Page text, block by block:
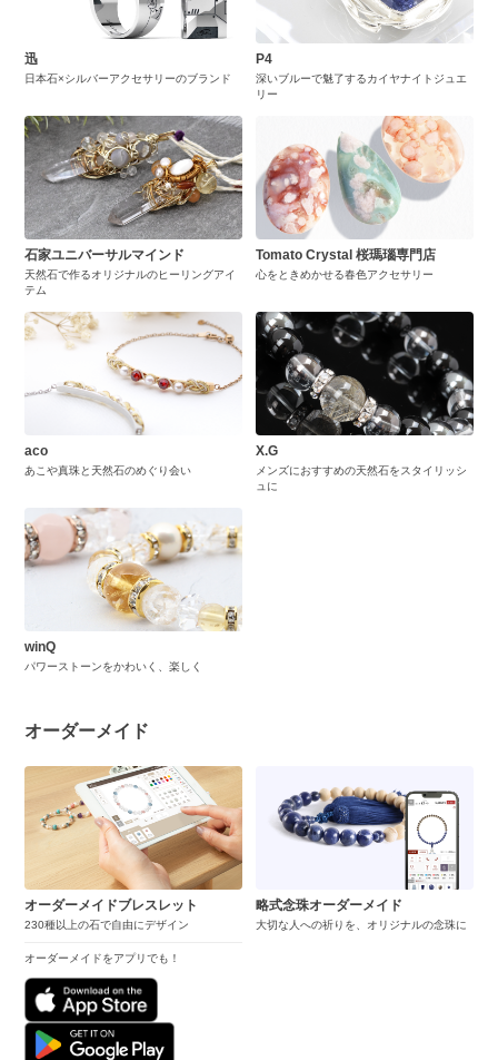
迅
日本石×シルバーアクセサリーのブランド
P4
深いブルーで魅了するカイヤナイトジュエ
リー
石家ユニバーサルマインド
天然石で作るオリジナルのヒーリングアイ
テム
Tomato Crystal 桜瑪瑙専門店
心をときめかせる春色アクセサリー
aco
あこや真珠と天然石のめぐり会い
X.G
メンズにおすすめの天然石をスタイリッシ
ュに
winQ
パワーストーンをかわいく、楽しく
オーダーメイド
オーダーメイドブレスレット
230種以上の石で自由にデザイン
オーダーメイドをアプリでも！
略式念珠オーダーメイド
大切な人への祈りを、オリジナルの念珠に